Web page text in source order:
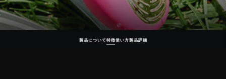
製品について特徴使い方製品詳細